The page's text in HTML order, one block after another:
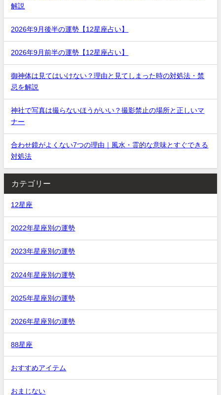
解説
2026年9月後半の運勢【12星座占い】
2026年9月前半の運勢【12星座占い】
御神体は見てはいけない？理由と見てしまった時の対処法・禁
忌を解説
神社で写真は撮らないほうがいい？撮影禁止の場所と正しいマ
ナー
合わせ鏡がよくない7つの理由｜風水・霊的な意味とすぐできる
対処法
カテゴリー
12星座
2022年星座別の運勢
2023年星座別の運勢
2024年星座別の運勢
2025年星座別の運勢
2026年星座別の運勢
88星座
おすすめアイテム
おまじない